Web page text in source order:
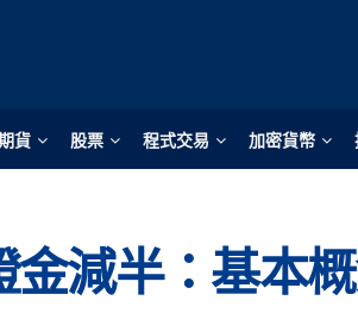
貨 股票 程式交易 加密貨幣
減半：基本